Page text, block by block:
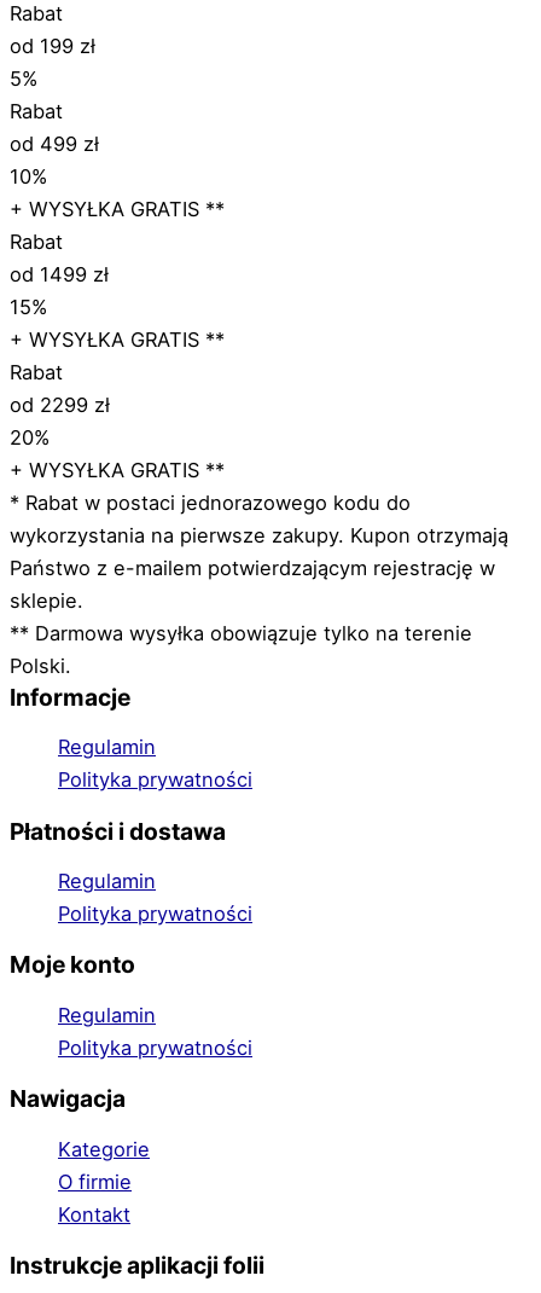
Rabat
od 199 zł
5%
Rabat
od 499 zł
10%
+ WYSYŁKA GRATIS **
Rabat
od 1499 zł
15%
+ WYSYŁKA GRATIS **
Rabat
od 2299 zł
20%
+ WYSYŁKA GRATIS **
* Rabat w postaci jednorazowego kodu do
wykorzystania na pierwsze zakupy. Kupon otrzymają
Państwo z e-mailem potwierdzającym rejestrację w
sklepie.
** Darmowa wysyłka obowiązuje tylko na terenie
Polski.
Informacje
Regulamin
Polityka prywatności
Płatności i dostawa
Regulamin
Polityka prywatności
Moje konto
Regulamin
Polityka prywatności
Nawigacja
Kategorie
O firmie
Kontakt
Instrukcje aplikacji folii